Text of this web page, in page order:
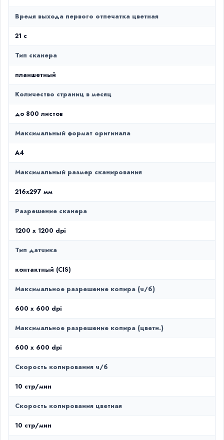
Время выхода первого отпечатка цветная
21 c
Тип сканера
планшетный
Количество страниц в месяц
до 800 листов
Максимальный формат оригинала
A4
Максимальный размер сканирования
216x297 мм
Разрешение сканера
1200 x 1200 dpi
Тип датчика
контактный (CIS)
Максимальное разрешение копира (ч/б)
600 x 600 dpi
Максимальное разрешение копира (цветн.)
600 x 600 dpi
Скорость копирования ч/б
10 стр/мин
Скорость копирования цветная
10 стр/мин